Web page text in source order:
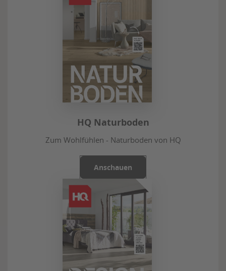
HQ Naturboden
Zum Wohlfühlen - Naturboden von HQ
Anschauen